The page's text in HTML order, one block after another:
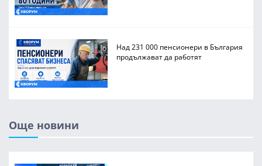
Над 231 000 пенсионери в България
продължават да работят
Още новини